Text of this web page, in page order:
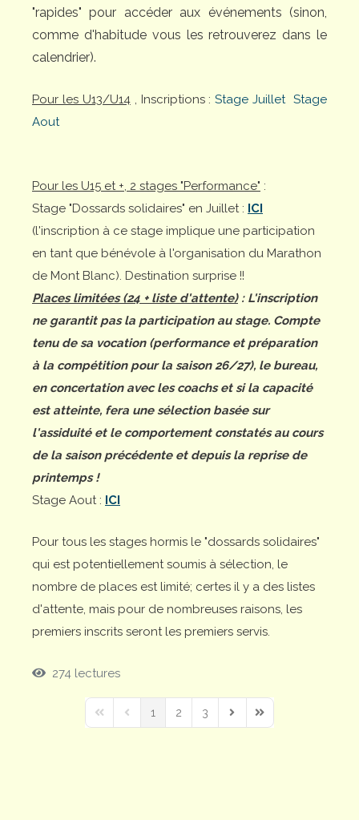
"rapides" pour accéder aux événements (sinon,
comme d'habitude vous les retrouverez dans le
calendrier).
Pour les U13/U14, Inscriptions :Stage Juillet Stage
Aout
Pour les U15 et +, 2 stages "Performance" :
Stage "Dossards solidaires" en Juillet : ICI
(l'inscription à ce stage implique une participation
en tant que bénévole à l'organisation du Marathon
de Mont Blanc). Destination surprise !!
Places limitées (24 + liste d'attente): L'inscription
ne garantit pas la participation au stage. Compte
tenu de sa vocation (performance et préparation
à la compétition pour la saison 26/27), le bureau,
en concertation avec les coachs et si la capacité
est atteinte, fera une sélection basée sur
l'assiduité et le comportement constatés au cours
de la saison précédente et depuis la reprise de
printemps !
Stage Aout : ICI
Pour tous les stages hormis le "dossards solidaires"
qui est potentiellement soumis à sélection, le
nombre de places est limité; certes il y a des listes
d'attente, mais pour de nombreuses raisons, les
premiers inscrits seront les premiers servis.
274 lectures
First PagePrevious Page
1 2 3
Next PageLast Page